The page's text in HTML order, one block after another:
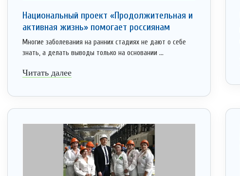
Национальный проект «Продолжительная и
активная жизнь» помогает россиянам
Многие заболевания на ранних стадиях не дают о себе
знать, а делать выводы только на основании ...
Читать далее